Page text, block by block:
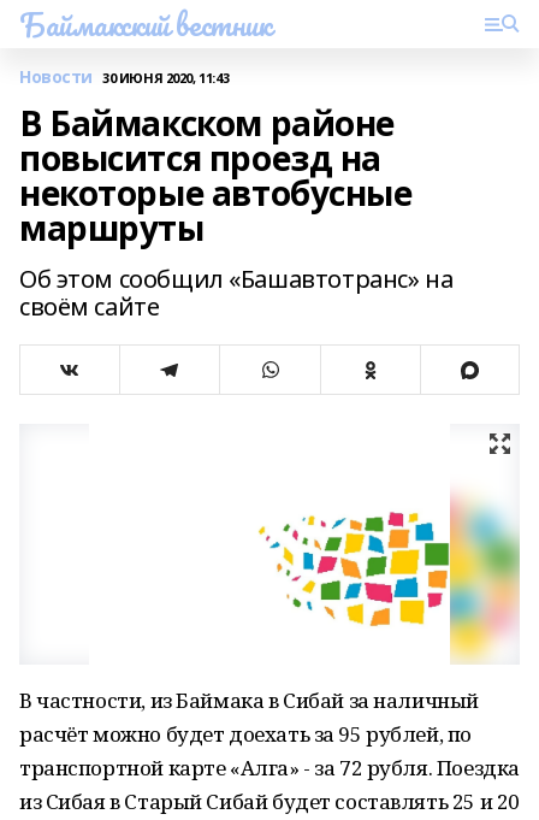
Баймакский вестник
Новости 30 ИЮНЯ 2020, 11:43
В Баймакском районе
повысится проезд на
некоторые автобусные
маршруты
Об этом сообщил «Башавтотранс» на
своём сайте
В частности, из Баймака в Сибай за наличный
расчёт можно будет доехать за 95 рублей, по
транспортной карте «Алга» - за 72 рубля. Поездка
из Сибая в Старый Сибай будет составлять 25 и 20